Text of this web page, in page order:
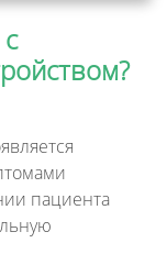
пациента